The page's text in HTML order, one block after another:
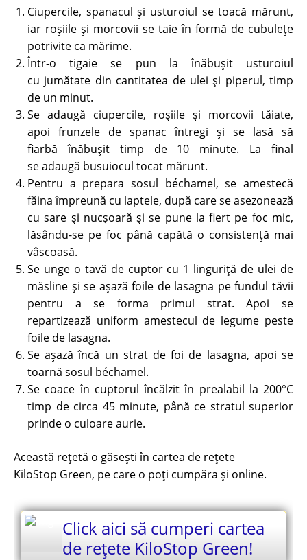
Ciupercile, spanacul şi usturoiul se toacă mărunt,
iar roşiile şi morcovii se taie în formă de cubuleţe
potrivite ca mărime.
Într-o tigaie se pun la înăbuşit usturoiul
cu jumătate din cantitatea de ulei şi piperul, timp
de un minut.
Se adaugă ciupercile, roşiile şi morcovii tăiate,
apoi frunzele de spanac întregi şi se lasă să
fiarbă înăbuşit timp de 10 minute. La final
se adaugă busuiocul tocat mărunt.
Pentru a prepara sosul béchamel, se amestecă
făina împreună cu laptele, după care se asezonează
cu sare şi nucşoară şi se pune la fiert pe foc mic,
lăsându-se pe foc până capătă o consistenţă mai
vâscoasă.
Se unge o tavă de cuptor cu 1 linguriţă de ulei de
măsline şi se așază foile de lasagna pe fundul tăvii
pentru a se forma primul strat. Apoi se
repartizează uniform amestecul de legume peste
foile de lasagna.
Se așază încă un strat de foi de lasagna, apoi se
toarnă sosul béchamel.
Se coace în cuptorul încălzit în prealabil la 200°C
timp de circa 45 minute, până ce stratul superior
prinde o culoare aurie.
Această rețetă o găsești în cartea de rețete
KiloStop Green, pe care o poți cumpăra și online.
Click aici să cumperi cartea
de rețete KiloStop Green!